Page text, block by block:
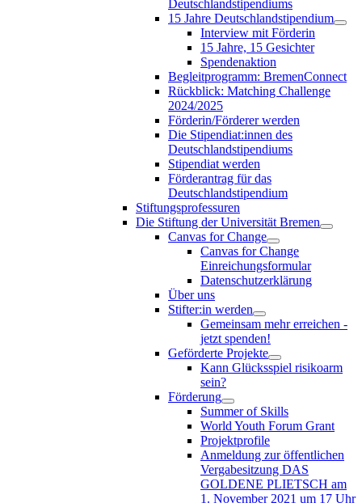
Deutschlandstipendiums
15 Jahre Deutschlandstipendium
Interview mit Förderin
15 Jahre, 15 Gesichter
Spendenaktion
Begleitprogramm: BremenConnect
Rückblick: Matching Challenge
2024/2025
Förderin/Förderer werden
Die Stipendiat:innen des
Deutschlandstipendiums
Stipendiat werden
Förderantrag für das
Deutschlandstipendium
Stiftungsprofessuren
Die Stiftung der Universität Bremen
Canvas for Change
Canvas for Change
Einreichungsformular
Datenschutzerklärung
Über uns
Stifter:in werden
Gemeinsam mehr erreichen -
jetzt spenden!
Geförderte Projekte
Kann Glücksspiel risikoarm
sein?
Förderung
Summer of Skills
World Youth Forum Grant
Projektprofile
Anmeldung zur öffentlichen
Vergabesitzung DAS
GOLDENE PLIETSCH am
1. November 2021 um 17 Uhr